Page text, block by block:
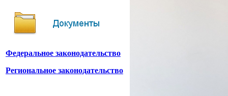
Федеральное законодательство
Региональное законодательство